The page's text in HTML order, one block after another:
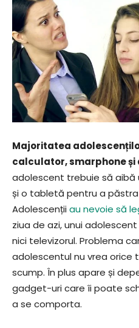
Majoritatea
calculator, smarphone
adolescent trebuie să
și o tabletă pentru a
Adolescențiiau nevoie să
ziua de azi, unui
nici televizorul. Problema
adolescentul nu vrea orice
scump. În plus apare și
gadget-uri care îi poate
a se comporta.